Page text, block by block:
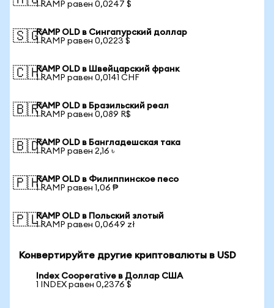
1 RAMP равен 0,0247 $
🇸🇬RAMP OLD в Сингапурский доллар
1 RAMP равен 0,0223 $
🇨🇭RAMP OLD в Швейцарский франк
1 RAMP равен 0,0141 CHF
🇧🇷RAMP OLD в Бразильский реал
1 RAMP равен 0,089 R$
🇧🇩RAMP OLD в Бангладешская така
1 RAMP равен 2,16 ৳
🇵🇭RAMP OLD в Филиппинское песо
1 RAMP равен 1,06 ₱
🇵🇱RAMP OLD в Польский злотый
1 RAMP равен 0,0649 zł
Конвертируйте другие криптовалюты в USD
Index Cooperative в Доллар США
1 INDEX равен 0,2376 $